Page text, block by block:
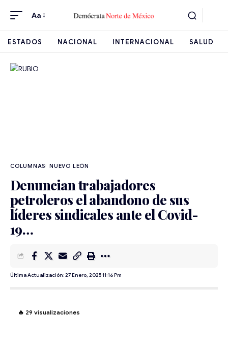
Aa
ESTADOS NACIONAL INTERNACIONAL SALUD
NUEVO LEÓN
Denuncian trabajadores
petroleros el abandono de sus
líderes sindicales ante el Covid-
19…
Última Actualización: 27 Enero, 2025 11:16 Pm
🔥 29 visualizaciones